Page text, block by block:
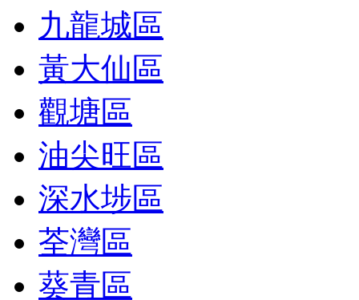
九龍城區
黃大仙區
觀塘區
油尖旺區
深水埗區
荃灣區
葵青區